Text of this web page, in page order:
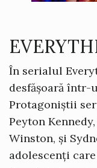
În serialul
desfășoară într-
Protagoniștii
Peyton
Winston, și
adolescenți